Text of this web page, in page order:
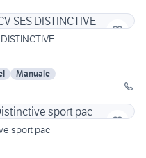
Manuale
sport pac